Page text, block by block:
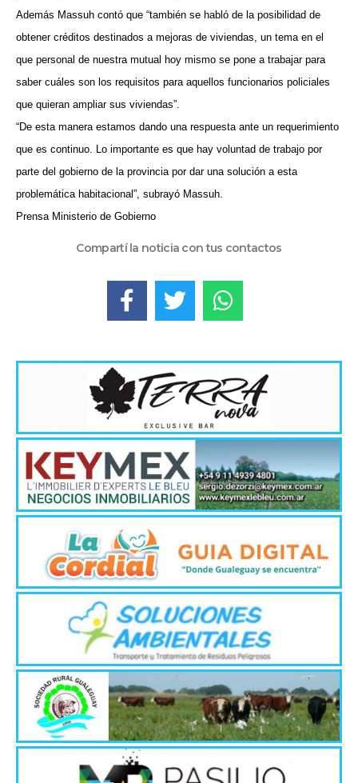
Además Massuh contó que “también se habló de la posibilidad de
obtener créditos destinados a mejoras de viviendas, un tema en el
que personal de nuestra mutual hoy mismo se pone a trabajar para
saber cuáles son los requisitos para aquellos funcionarios policiales
que quieran ampliar sus viviendas”.
“De esta manera estamos dando una respuesta ante un requerimiento
que es continuo. Lo importante es que hay voluntad de trabajo por
parte del gobierno de la provincia por dar una solución a esta
problemática habitacional”, subrayó Massuh.
Prensa Ministerio de Gobierno
Compartí la noticia con tus contactos